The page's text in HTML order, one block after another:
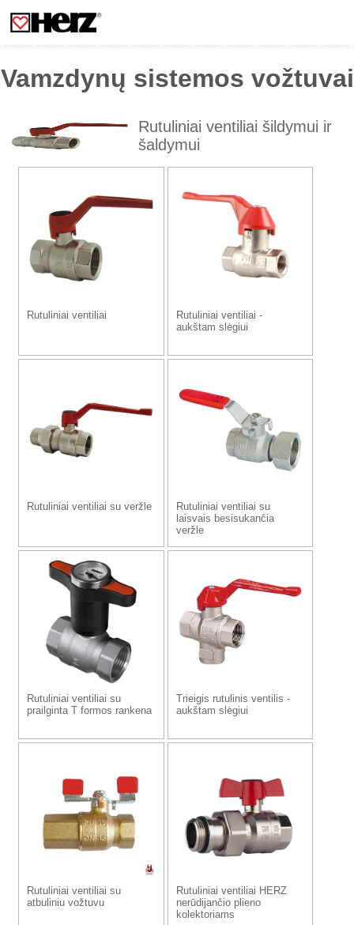
Vamzdynų sistemos vožtuvai
Rutuliniai ventiliai šildymui ir
šaldymui
Rutuliniai ventiliai
Rutuliniai ventiliai -
aukštam slėgiui
Rutuliniai ventiliai su veržle
Rutuliniai ventiliai su
laisvais besisukančia
veržle
Rutuliniai ventiliai su
prailginta T formos rankena
Trieigis rutulinis ventilis -
aukštam slėgiui
Rutuliniai ventiliai su
atbuliniu vožtuvu
Rutuliniai ventiliai HERZ
nerūdijančio plieno
kolektoriams